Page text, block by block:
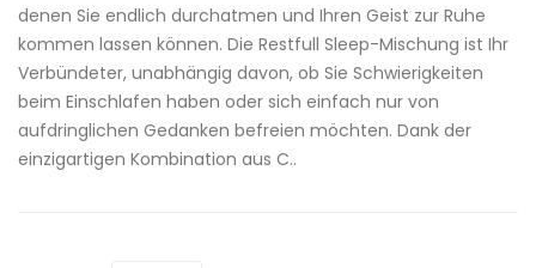
denen Sie endlich durchatmen und Ihren Geist zur Ruhe
kommen lassen können. Die Restfull Sleep-Mischung ist Ihr
Verbündeter, unabhängig davon, ob Sie Schwierigkeiten
beim Einschlafen haben oder sich einfach nur von
aufdringlichen Gedanken befreien möchten. Dank der
einzigartigen Kombination aus C..